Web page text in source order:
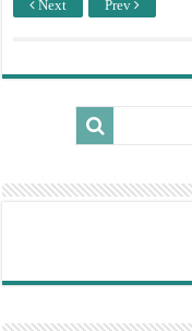
Next Prev